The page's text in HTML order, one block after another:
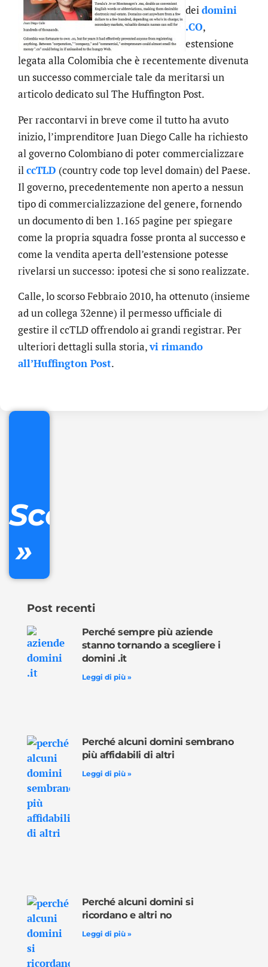
deidomini
.CO,
estensione
legata alla Colomibia che è recentemente divenuta
un successo commerciale tale da meritarsi un
articolo dedicato sul The Huffington Post.
Per raccontarvi in breve come il tutto ha avuto
inizio, l’imprenditore Juan Diego Calle ha richiesto
al governo Colombiano di poter commercializzare
ilccTLD (country code top level domain) del Paese.
Il governo, precedentemente non aperto a nessun
tipo di commercializzazione del genere, fornendo
un documento di ben 1.165 pagine per spiegare
come la propria squadra fosse pronta al successo e
come la vendita aperta dell’estensione potesse
rivelarsi un successo: ipotesi che si sono realizzate.
Calle, lo scorso Febbraio 2010, ha ottenuto (insieme
ad un collega 32enne) il permesso ufficiale di
gestire il ccTLD offrendolo ai grandi registrar. Per
ulteriori dettagli sulla storia,vi rimando
all’Huffington Post.
Scopri
»
.online
Post recenti
Perché sempre più aziende
stanno tornando a scegliere i
domini .it
Leggi di più »
Perché alcuni domini sembrano
più affidabili di altri
Leggi di più »
Perché alcuni domini si
ricordano e altri no
Leggi di più »